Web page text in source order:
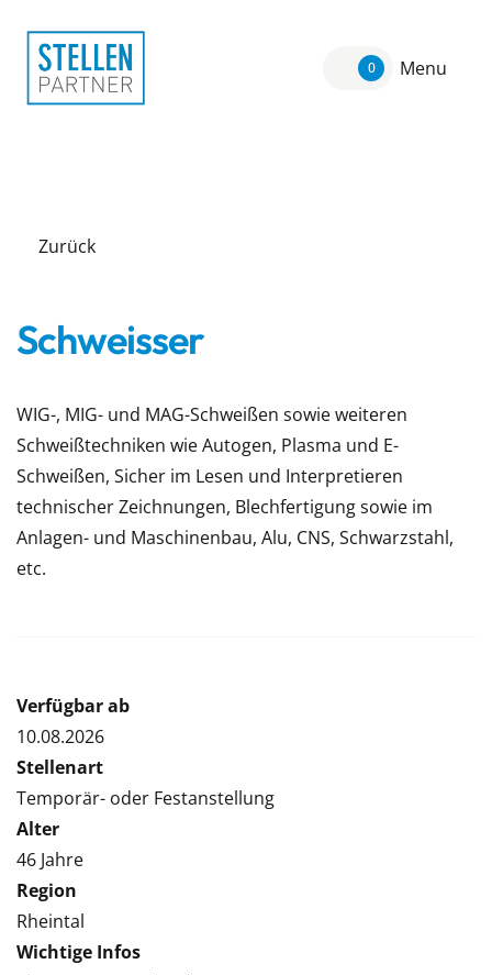
0 Menu
Zurück
Schweisser
WIG-, MIG- und MAG-Schweißen sowie weiteren
Schweißtechniken wie Autogen, Plasma und E-
Schweißen, Sicher im Lesen und Interpretieren
technischer Zeichnungen, Blechfertigung sowie im
Anlagen- und Maschinenbau, Alu, CNS, Schwarzstahl,
etc.
Verfügbar ab
10.08.2026
Stellenart
Temporär- oder Festanstellung
Alter
46 Jahre
Region
Rheintal
Wichtige Infos